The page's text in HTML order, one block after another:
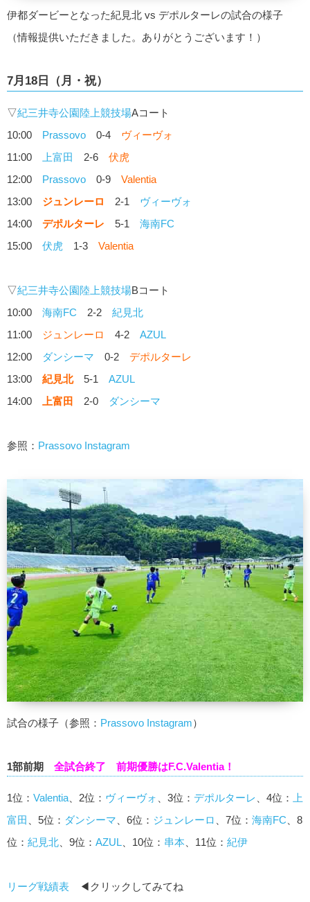
伊都ダービーとなった紀見北 vs デポルターレの試合の様子
（情報提供いただきました。ありがとうございます！）
7月18日（月・祝）
▽紀三井寺公園陸上競技場Aコート
10:00 Prassovo 0-4 ヴィーヴォ
11:00
上富田 2-6 伏虎
12:00 Prassovo 0-9 Valentia
13:00 ジュンレーロ 2-1 ヴィーヴォ
14:00 デポルターレ 5-1 海南FC
15:00 伏虎 1-3 Valentia
▽紀三井寺公園陸上競技場Bコート
10:00 海南FC 2-2 紀見北
11:00 ジュンレーロ 4-2 AZUL
12:00
ダンシーマ 0-2 デポルターレ
13:00 紀見北5-1 AZUL
14:00
上富田 2-0 ダンシーマ
参照： Prassovo Instagram
試合の様子（参照： Prassovo Instagram）
1部前期 全試合終了 前期優勝はF.C.Valentia！
1位： Valentia 、2位： ヴィーヴォ 、3位： デポルターレ 、4位：
上
富田
、5位： ダンシーマ 、6位： ジュンレーロ 、7位： 海南FC 、8
位： 紀見北 、9位： AZUL 、10位： 串本 、11位： 紀伊
リーグ戦績表 ◀クリックしてみてね